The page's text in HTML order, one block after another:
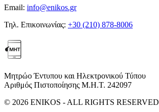
Email: info@enikos.gr
Τηλ. Επικοινωνίας: +30 (210) 878-8006
Μητρώο Έντυπου και Ηλεκτρονικού Τύπου
Αριθμός Πιστοποίησης Μ.Η.Τ. 242097
© 2026 ENIKOS - ALL RIGHTS RESERVED